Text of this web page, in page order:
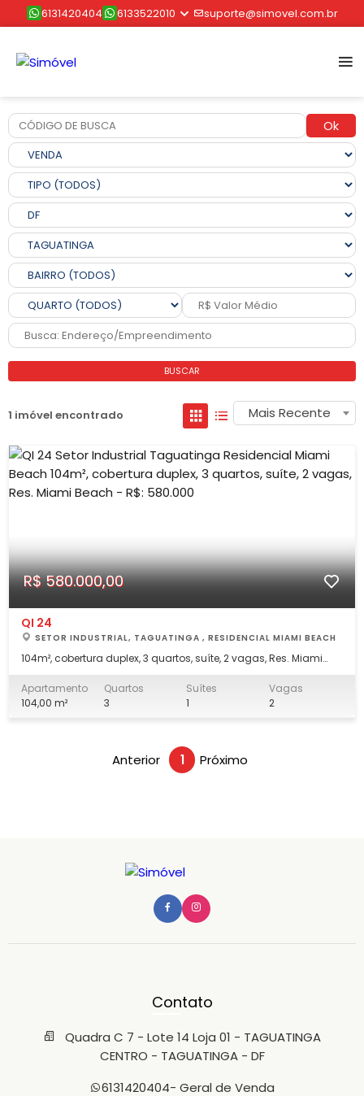
6131420404 6133522010 suporte@simovel.com.br
Ok
BUSCAR
1 imóvel encontrado Mais Recente
R$ 580.000,00
QI 24
SETOR INDUSTRIAL, TAGUATINGA , RESIDENCIAL MIAMI BEACH
104m², cobertura duplex, 3 quartos, suíte, 2 vagas, Res. Miami
condomínio seguro com portaria 24h, sistema de câmeras,
elevador e acesso por reconhecimento facial, fica próximo ao
Apartamento
104,00 m²
Quartos
3
Suítes
1
Vagas
2
Anterior 1 Próximo
Contato
Quadra C 7 - Lote 14 Loja 01 - TAGUATINGA
CENTRO - TAGUATINGA - DF
6131420404- Geral de Venda